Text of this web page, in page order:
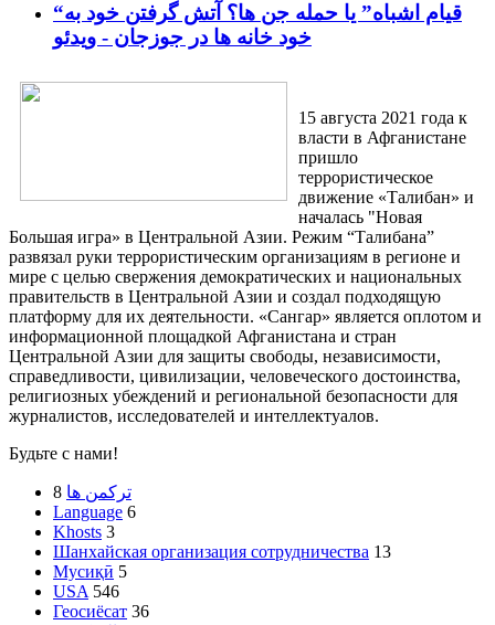
“قیام اشباه” یا حمله جن ها؟ آتش گرفتن خود به
خود خانه ها در جوزجان - ویدئو
15 августа 2021 года к
власти в Афганистане
пришло
террористическое
движение «Талибан» и
началась "Новая
Большая игра» в Центральной Азии. Режим “Талибана”
развязал руки террористическим организациям в регионе и
мире с целью свержения демократических и национальных
правительств в Центральной Азии и создал подходящую
платформу для их деятельности. «Сангар» является оплотом и
информационной площадкой Афганистана и стран
Центральной Азии для защиты свободы, независимости,
справедливости, цивилизации, человеческого достоинства,
религиозных убеждений и региональной безопасности для
журналистов, исследователей и интеллектуалов.
Будьте с нами!
ترکمن ها 8
Language 6
Khosts 3
Шанхайская организация сотрудничества 13
Мусиқӣ 5
USA 546
Геосиёсат 36